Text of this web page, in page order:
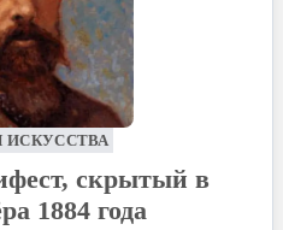
скрытый в
1884 года